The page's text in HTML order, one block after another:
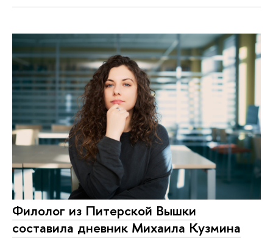
Филолог из Питерской Вышки
составила дневник Михаила Кузмина